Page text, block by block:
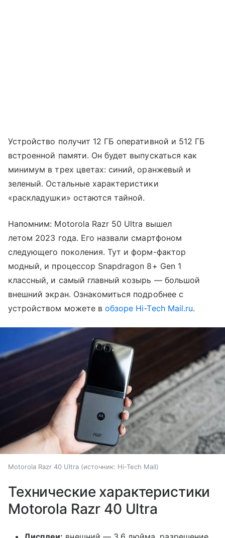
Устройство получит 12 ГБ оперативной и 512 ГБ
встроенной памяти. Он будет выпускаться как
минимум в трех цветах: синий, оранжевый и
зеленый. Остальные характеристики
«раскладушки» остаются тайной.
Напомним: Motorola Razr 50 Ultra вышел
летом 2023 года. Его назвали смартфоном
следующего поколения. Тут и форм-фактор
модный, и процессор Snapdragon 8+ Gen 1
классный, и самый главный козырь — большой
внешний экран. Ознакомиться подробнее с
устройством можете вобзоре Hi-Tech Mail.ru.
Motorola Razr 40 Ultra источник: Hi-Tech Mail
Технические характеристики
Motorola Razr 40 Ultra